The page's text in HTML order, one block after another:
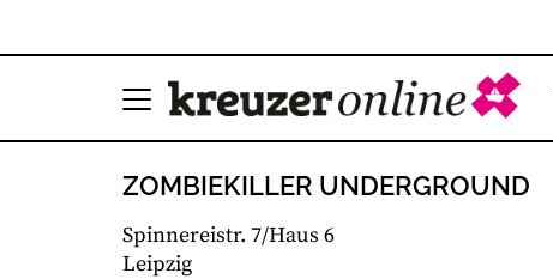
ZOMBIEKILLER UNDERGROUND
Spinnereistr. 7/Haus 6
Leipzig